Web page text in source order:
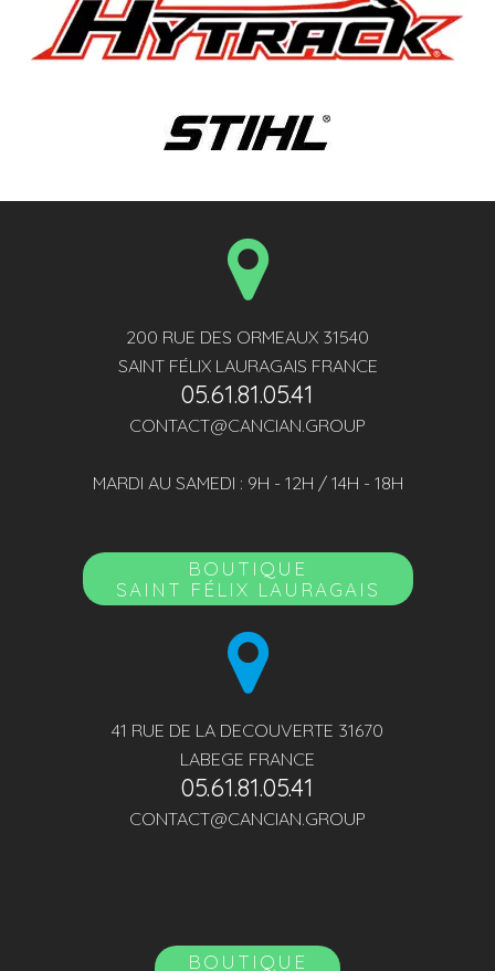
200 RUE DES ORMEAUX 31540
SAINT FÉLIX LAURAGAIS FRANCE
05.61.81.05.41
CONTACT@CANCIAN.GROUP
MARDI AU SAMEDI : 9H - 12H / 14H - 18H
BOUTIQUE
SAINT FÉLIX LAURAGAIS
41 RUE DE LA DECOUVERTE 31670
LABEGE FRANCE
05.61.81.05.41
CONTACT@CANCIAN.GROUP
BOUTIQUE